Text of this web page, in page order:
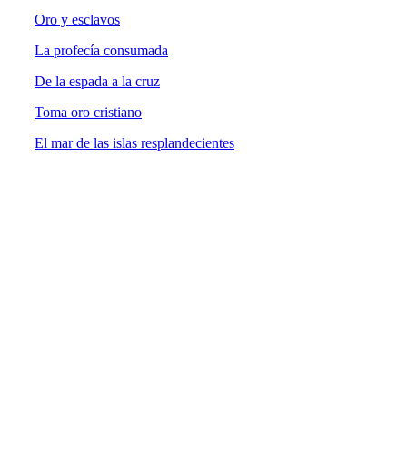
Oro y esclavos
La profecía consumada
De la espada a la cruz
Toma oro cristiano
El mar de las islas resplandecientes